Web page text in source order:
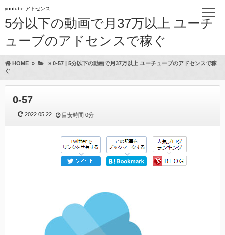
youtube アドセンス
5分以下の動画で月37万以上 ユーチ
ューブのアドセンスで稼ぐ
HOME» » 0-57 | 5分以下の動画で月37万以上 ユーチューブのアドセンスで稼
ぐ
0-57
2022.05.22 目安時間 0分